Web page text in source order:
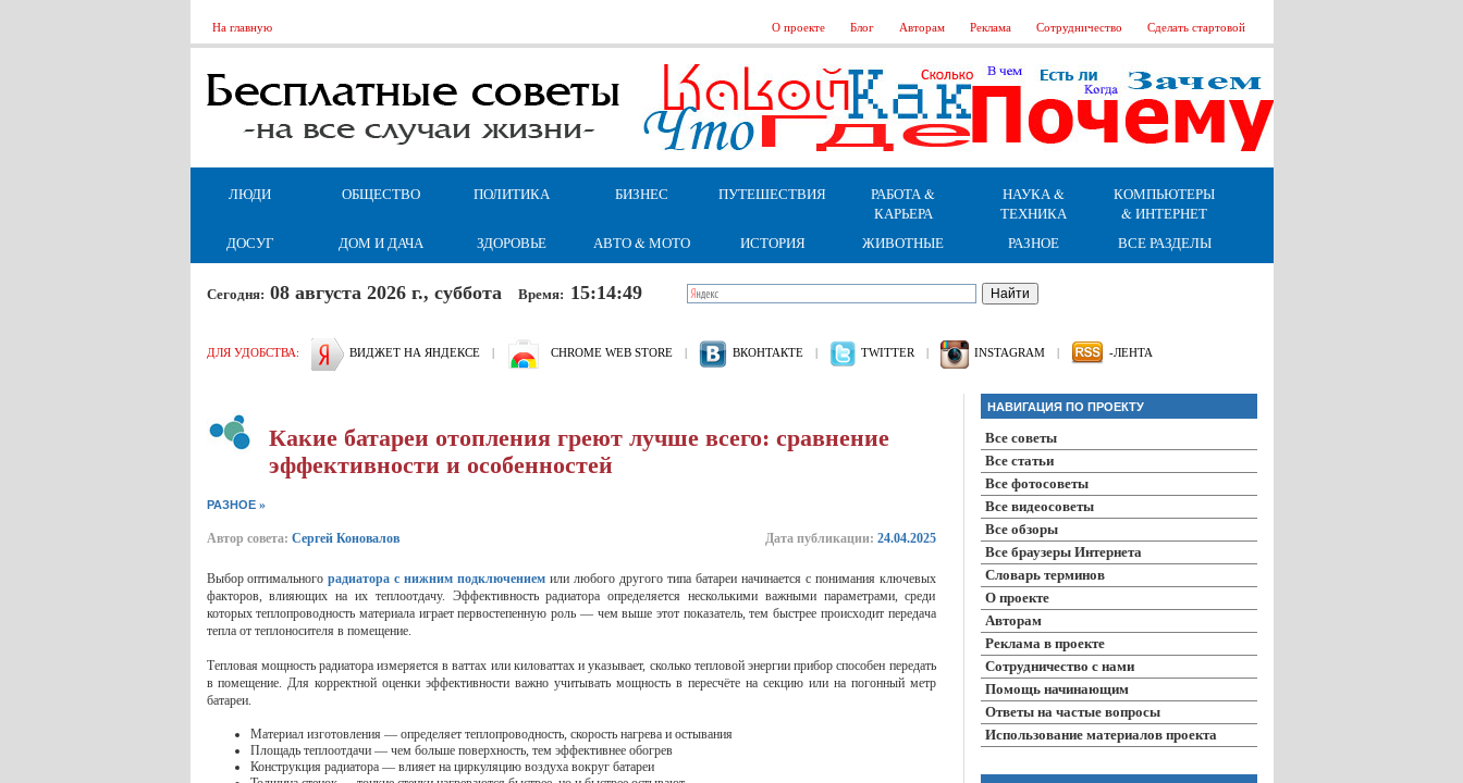
На главную О проекте Блог Авторам Реклама Сотрудничество Сделать стартовой
ЛЮДИ ОБЩЕСТВО ПОЛИТИКА БИЗНЕС ПУТЕШЕСТВИЯ
РАБОТА &
КАРЬЕРА
НАУКА &
ТЕХНИКА
КОМПЬЮТЕРЫ
& ИНТЕРНЕТ
ДОСУГ
ДОМ И ДАЧА ЗДОРОВЬЕ АВТО & МОТО ИСТОРИЯ ЖИВОТНЫЕ РАЗНОЕ ВСЕ РАЗДЕЛЫ
Сегодня: 08 августа 2026 г., суббота Время: 15:14:50
ДЛЯ УДОБСТВА: ВИДЖЕТ НА ЯНДЕКСЕ | CHROME WEB STORE | ВКОНТАКТЕ | TWITTER | INSTAGRAM | -ЛЕНТА
Какие батареи отопления греют лучше всего: сравнение
эффективности и особенностей
РАЗНОЕ»
Автор совета: Сергей Коновалов Дата публикации: 24.04.2025
Выбор оптимальногорадиатора с нижним подключением или любого другого типа батареи начинается с понимания ключевых
факторов, влияющих на их теплоотдачу. Эффективность радиатора определяется несколькими важными параметрами, среди
которых теплопроводность материала играет первостепенную роль — чем выше этот показатель, тем быстрее происходит передача
тепла от теплоносителя в помещение.
Тепловая мощность радиатора измеряется в ваттах или киловаттах и указывает, сколько тепловой энергии прибор способен передать
в помещение. Для корректной оценки эффективности важно учитывать мощность в пересчёте на секцию или на погонный метр
батареи.
Материал изготовления — определяет теплопроводность, скорость нагрева и остывания
Площадь теплоотдачи — чем больше поверхность, тем эффективнее обогрев
Конструкция радиатора — влияет на циркуляцию воздуха вокруг батареи
НАВИГАЦИЯ ПО ПРОЕКТУ
Все советы
Все статьи
Все фотосоветы
Все видеосоветы
Все обзоры
Все браузеры Интернета
Словарь терминов
О проекте
Авторам
Реклама в проекте
Сотрудничество с нами
Помощь начинающим
Ответы на частые вопросы
Использование материалов проекта